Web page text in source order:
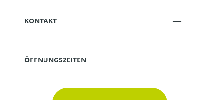
KONTAKT
ÖFFNUNGSZEITEN